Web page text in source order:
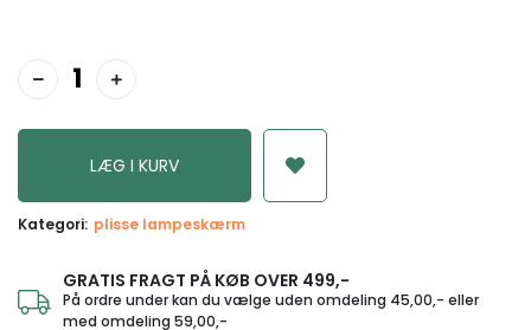
Kategori: plisse lampeskærm
GRATIS FRAGT PÅ KØB OVER 499,-
På ordre under kan du vælge uden omdeling 45,00,- eller
med omdeling 59,00,-